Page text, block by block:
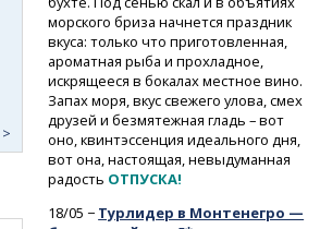
морского бриза начнется праздник
вкуса: только что приготовленная,
ароматная рыба и прохладное,
искрящееся в бокалах местное вино.
Запах моря, вкус свежего улова, смех
друзей и безмятежная гладь – вот
оно, квинтэссенция идеального дня,
вот она, настоящая, невыдуманная
радость ОТПУСКА!
18/05 − Турлидер в Монтенегро —